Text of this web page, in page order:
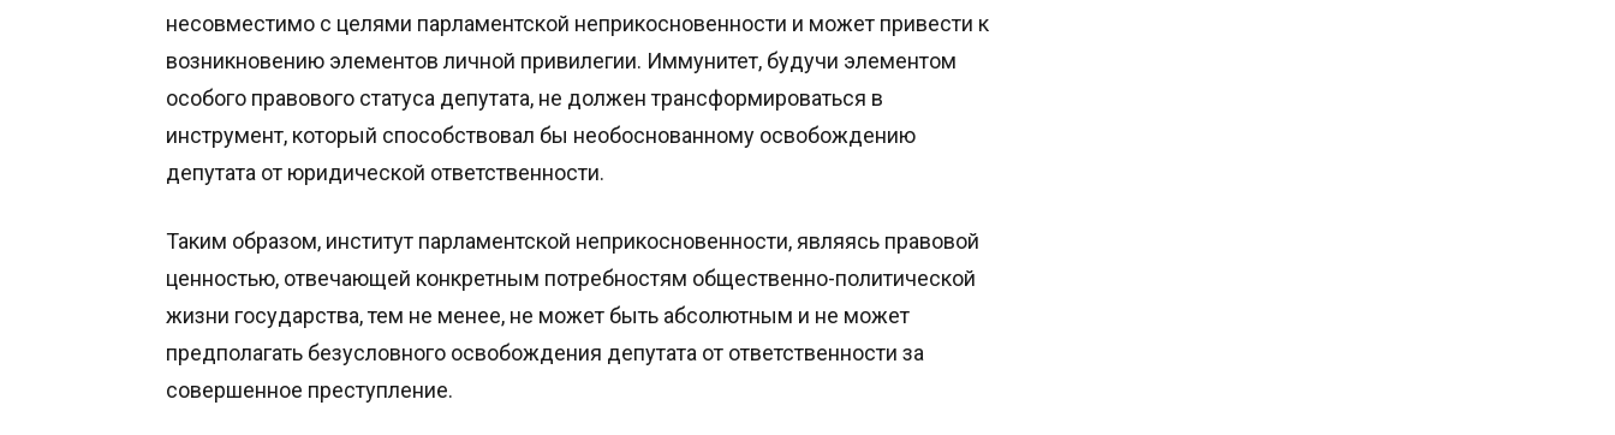
несовместимо с целями парламентской неприкосновенности и может привести к
возникновению элементов личной привилегии. Иммунитет, будучи элементом
особого правового статуса депутата, не должен трансформироваться в
инструмент, который способствовал бы необоснованному освобождению
депутата от юридической ответственности.
Таким образом, институт парламентской неприкосновенности, являясь правовой
ценностью, отвечающей конкретным потребностям общественно-политической
жизни государства, тем не менее, не может быть абсолютным и не может
предполагать безусловного освобождения депутата от ответственности за
совершенное преступление.